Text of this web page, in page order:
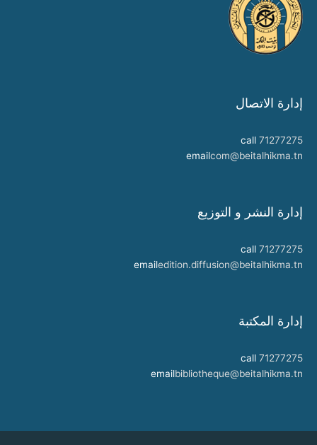
إدارة الاتصال
call 71277275
emailcom@beitalhikma.tn
إدارة النشر و التوزيع
call 71277275
emailedition.diffusion@beitalhikma.tn
إدارة المكتبة
call 71277275
emailbibliotheque@beitalhikma.tn